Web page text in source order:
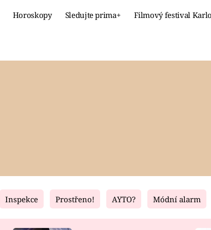
Horoskopy Sledujte prima+ Filmový festival
Fresh Living
Inspekce Prostřeno! AYTO? Módní alarm